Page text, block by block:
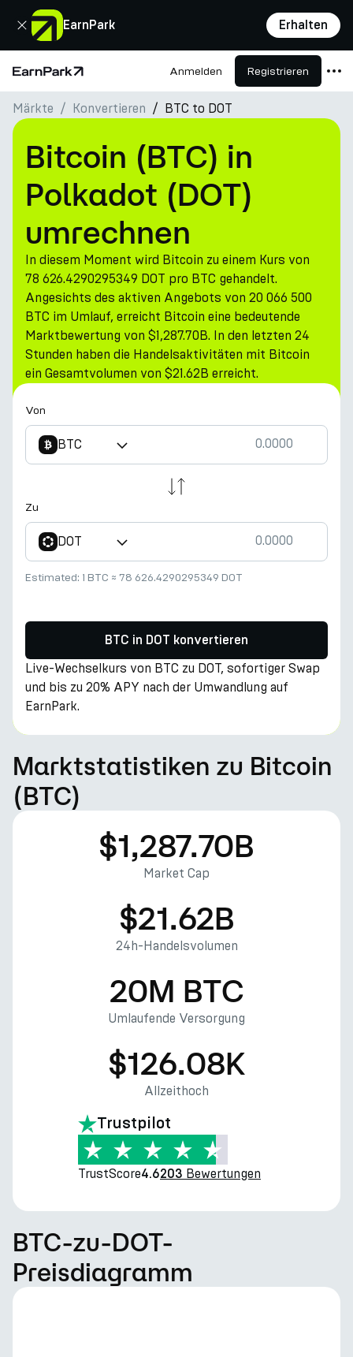
EarnPark Erhalten
Schließen
Startseite Anmelden Registrieren
Produkte
Märkte
Rechner
PARK Token
Ressourcen
Unternehmen
Märkte Konvertieren BTC to DOT
Bitcoin (BTC) in
Polkadot (DOT)
umrechnen
In diesem Moment wird Bitcoin zu einem Kurs von
78 626.4290295349 DOT pro BTC gehandelt.
Angesichts des aktiven Angebots von 20 066 500
BTC im Umlauf, erreicht Bitcoin eine bedeutende
Marktbewertung von $1,287.70B. In den letzten 24
Stunden haben die Handelsaktivitäten mit Bitcoin
ein Gesamtvolumen von $21.62B erreicht.
Von
BTC
Zu
DOT
Estimated: 1 BTC ≈ 78 626.4290295349 DOT
BTC in DOT konvertieren
Live-Wechselkurs von BTC zu DOT, sofortiger Swap
und bis zu 20% APY nach der Umwandlung auf
EarnPark.
Marktstatistiken zu Bitcoin
(BTC)
$1,287.70B
Market Cap
$21.62B
24h-Handelsvolumen
20M BTC
Umlaufende Versorgung
$126.08K
Allzeithoch
Trustpilot
TrustScore4.6203 Bewertungen
BTC-zu-DOT-
Preisdiagramm